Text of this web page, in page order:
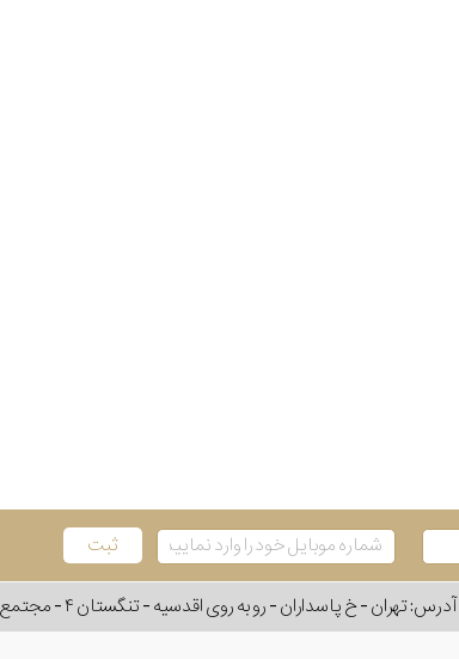
آدرس: تهران - خ پاسداران - رو به روی اقدسیه - تنگستان ۴ - مجتمع حیات سبز - بال A - واحد ۷۱۱